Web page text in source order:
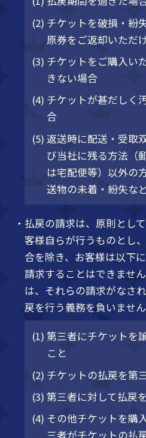
(2) チケットを破損・紛
原券をご返却いただ
(3) チケットをご購入い
きない場合
(4) チケットが甚だしく
合
(5) 返送時に配送・受取
び当社に残る方法（
は宅配便等）以外の
送物の未着・紛失な
・払戻の請求は、原則とし
客様自らが行うものとし
合を除き、お客様は以下
請求することはできませ
は、それらの請求がなさ
戻を行う義務を負いません
(1) 第三者にチケットを
こと
(2) チケットの払戻を第
(3) 第三者に対して払戻
(4) その他チケットを購
三者がチケットの払